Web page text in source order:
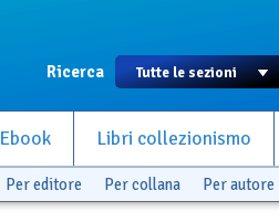
Ricerca
Ebook Libri collezionismo
Per editore Per collana Per autore